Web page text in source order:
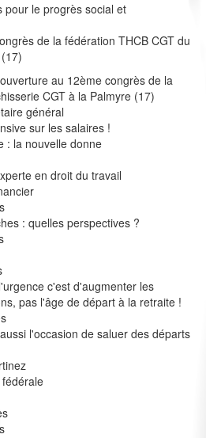
pour le progrès social et
de la fédération THCB CGT du
au 12ème congrès de la
CGT à la Palmyre (17)
général
sur les salaires !
: la nouvelle donne
en droit du travail
: quelles perspectives ?
c'est d'augmenter les
pas l'âge de départ à la retraite !
l'occasion de saluer des départs